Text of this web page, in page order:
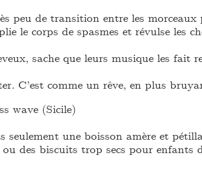
peu de transition entre les morceaux
le corps de spasmes et révulse les
sache que leurs musique les fait
C’est comme un rêve, en plus
wave (Sicile)
seulement une boisson amère et
des biscuits trop secs pour enfants